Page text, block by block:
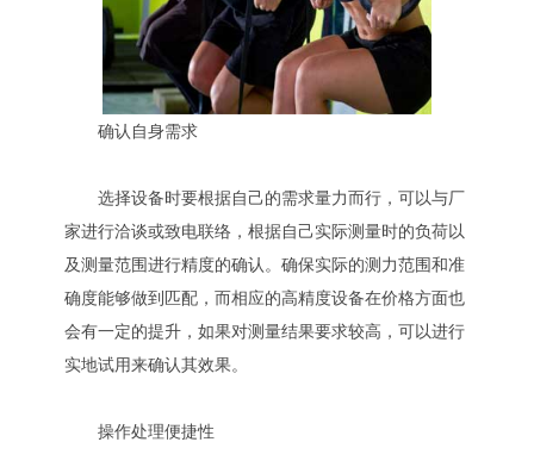
确认自身需求
选择设备时要根据自己的需求量力而行，可以与厂
家进行洽谈或致电联络，根据自己实际测量时的负荷以
及测量范围进行精度的确认。确保实际的测力范围和准
确度能够做到匹配，而相应的高精度设备在价格方面也
会有一定的提升，如果对测量结果要求较高，可以进行
实地试用来确认其效果。
操作处理便捷性